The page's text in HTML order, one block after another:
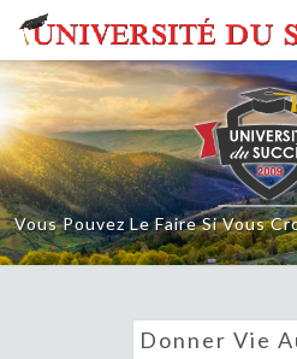
Skip
content
Vous Pouvez Le Faire Si Vous
Donner Vie